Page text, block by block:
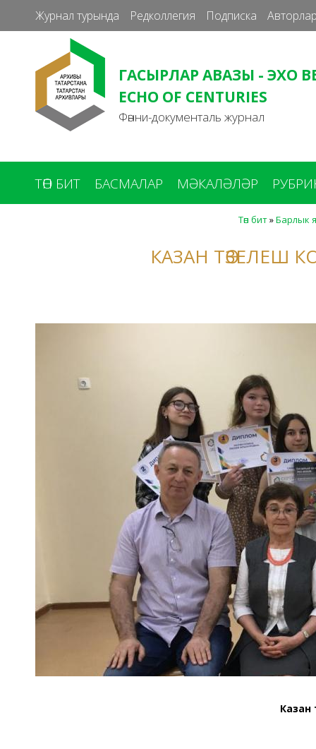
Журнал турында Редколлегия Подписка
ГАСЫРЛАР АВАЗЫ - ЭХО
ECHO OF CENTURIES
Фәнни-документаль журнал
ТӨП БИТ БАСМАЛАР МӘКАЛӘЛӘР
Төп бит»Барлык
КАЗАН ТӨЗЕЛЕШ
Казан